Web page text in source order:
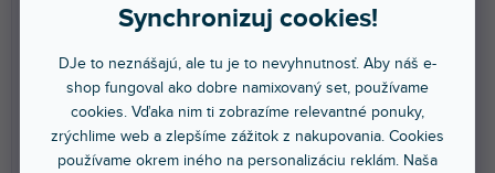
Synchronizuj cookies!
DJe to neznášajú, ale tu je to nevyhnutnosť. Aby náš e-
shop fungoval ako dobre namixovaný set, používame
cookies. Vďaka nim ti zobrazíme relevantné ponuky,
zrýchlime web a zlepšíme zážitok z nakupovania. Cookies
používame okrem iného na personalizáciu reklám. Naša
🔥 SEZÓNNY VÝPREDAJ
StarColor135
🔥 SEZÓNNY VÝPREDAJ
WBP912IP Hliníkový
batériový LED Par 6in1 LED
s IP 65 krytím